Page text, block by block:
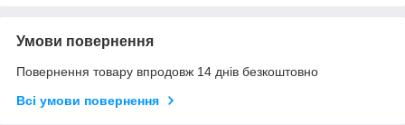
Умови повернення
Повернення товару впродовж 14 днів безкоштовно
Всі умови повернення